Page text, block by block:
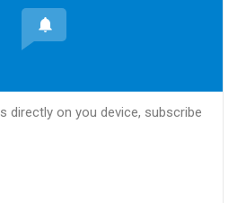
directly on you device, subscribe